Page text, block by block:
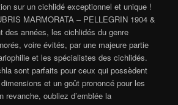
sur un cichlidé exceptionnel et unique !
MARMORATA – PELLEGRIN 1904 &
des années, les cichlidés du genre
voire évités, par une majeure partie
et les spécialistes des cichlidés.
sont parfaits pour ceux qui possèdent
et un goût prononcé pour les
revanche, oubliez d’emblée la